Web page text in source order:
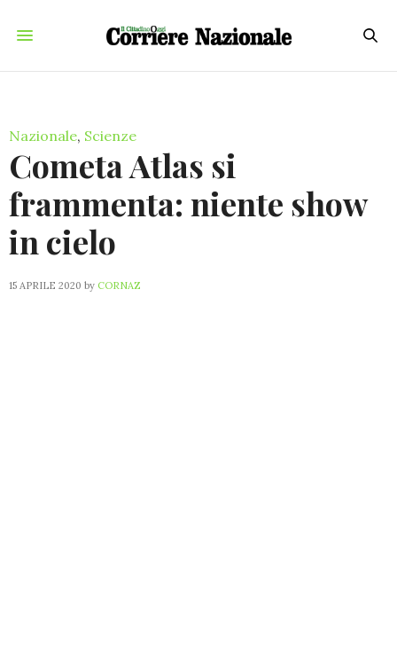
Nazionale, Scienze
Cometa Atlas si
frammenta: niente show
in cielo
15 APRILE 2020 by CORNAZ